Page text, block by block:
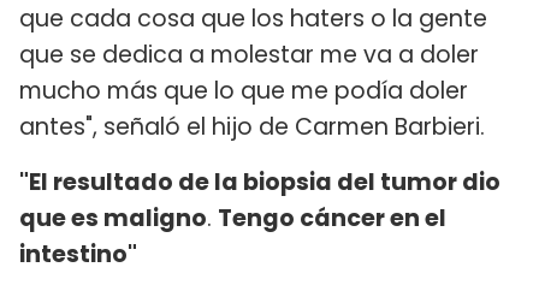
que cada cosa que los haters o la gente
que se dedica a molestar me va a doler
mucho más que lo que me podía doler
antes", señaló el hijo de Carmen Barbieri.
"El resultado de la biopsia del tumor dio
que es maligno. Tengo cáncer en el
intestino"